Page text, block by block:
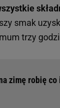
smak
trzy
zimę robię